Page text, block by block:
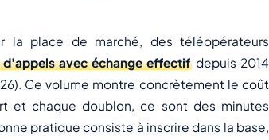
la place de marché, des téléopérateurs
avec échange effectif depuis 2014
Ce volume montre concrètement le coût
et chaque doublon, ce sont des minutes
pratique consiste à inscrire dans la base,